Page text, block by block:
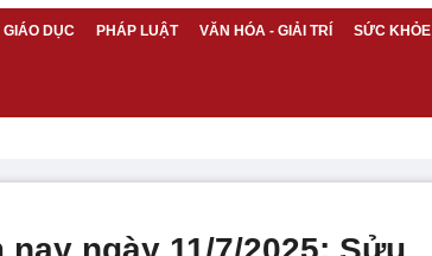
GIÁO DỤC PHÁP LUẬT VĂN HÓA - GIẢI TRÍ SỨC KHỎE